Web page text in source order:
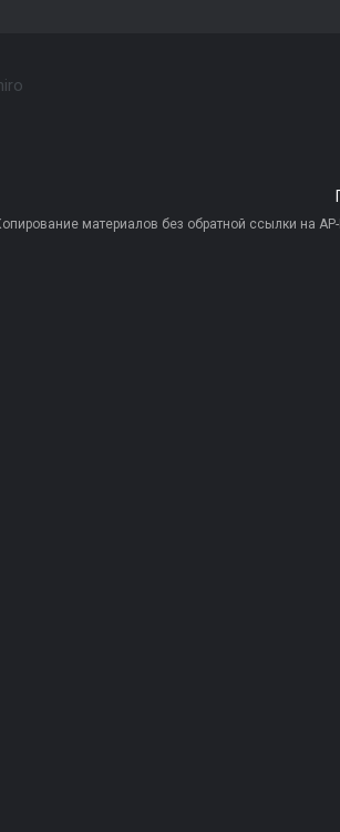
материалов без обратной ссылки на